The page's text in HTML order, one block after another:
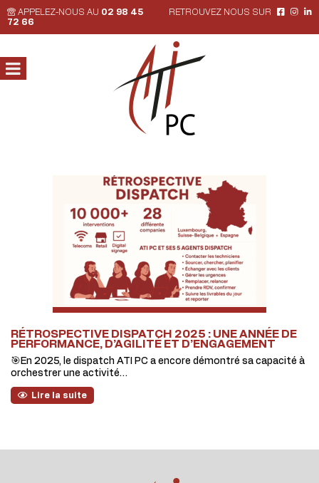
APPELEZ-NOUS AU 02 98 45
72 66
RETROUVEZ NOUS SUR
RÉTROSPECTIVE DISPATCH 2025 : UNE ANNÉE DE
PERFORMANCE, D’AGILITÉ ET D’ENGAGEMENT
🎯En 2025, le dispatch ATI PC a encore démontré sa capacité à
orchestrer une activité…
Lire la suite